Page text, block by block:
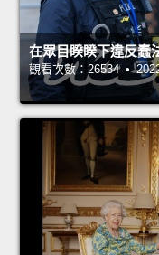
在眾目睽睽下違反蠢
觀看次數：26534 •